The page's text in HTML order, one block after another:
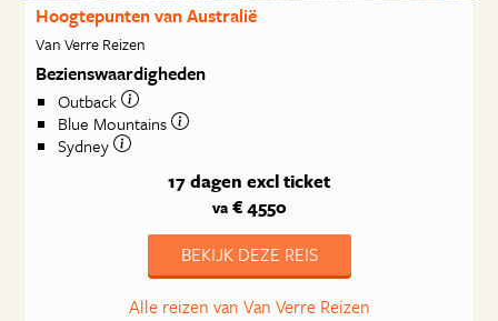
Hoogtepunten van Australië
Van Verre Reizen
Bezienswaardigheden
Outback
Blue Mountains
Sydney
17 dagen excl ticket
va€ 4550
BEKIJK DEZE REIS
Alle reizen van Van Verre Reizen